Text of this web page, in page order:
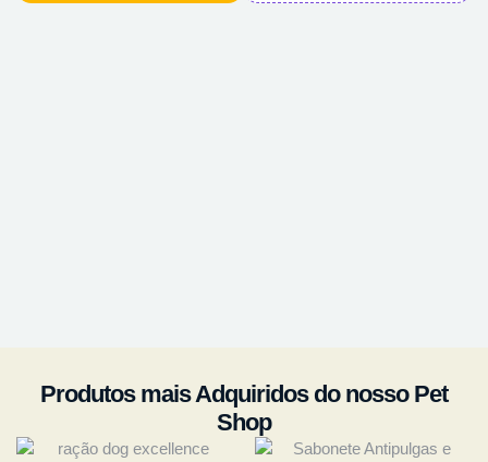
Produtos mais Adquiridos do nosso Pet
Shop